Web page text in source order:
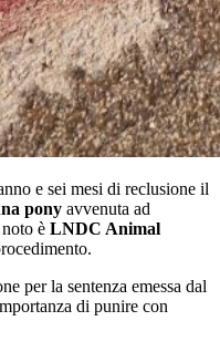
e sei mesi di reclusione il
pony avvenuta ad
è LNDC Animal
per la sentenza emessa dal
di punire con